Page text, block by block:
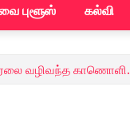
புளூஸ் கல்வி
வழிவந்த காணொளி.